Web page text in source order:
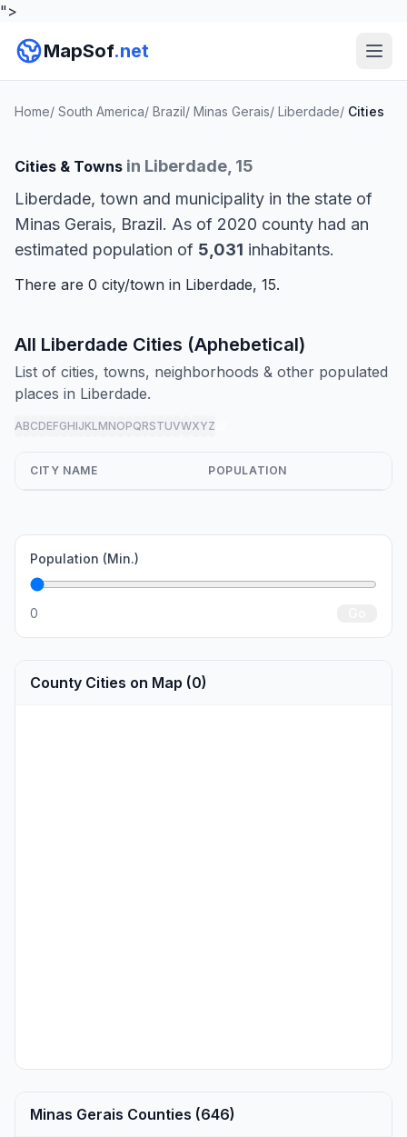
">
MapSof.net
Home/ South America/ Brazil/ Minas Gerais/ Liberdade/ Cities
Cities & Towns in Liberdade, 15
Liberdade, town and municipality in the state of
Minas Gerais, Brazil. As of 2020 county had an
estimated population of 5,031 inhabitants.
There are 0 city/town in Liberdade, 15.
All Liberdade Cities (Aphebetical)
List of cities, towns, neighborhoods & other populated
places in Liberdade.
ABCDEFGHIJKLMNOPQRSTUVWXYZ
CITY NAME POPULATION
Population (Min.)
0
County Cities on Map (0)
Minas Gerais Counties (646)